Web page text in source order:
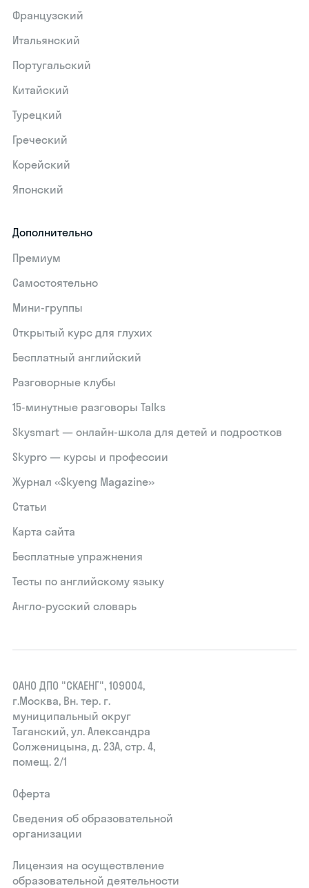
Французский
Итальянский
Португальский
Китайский
Турецкий
Греческий
Корейский
Японский
Дополнительно
Премиум
Самостоятельно
Мини-группы
Открытый курс для глухих
Бесплатный английский
Разговорные клубы
15‑минутные разговоры Talks
Skysmart — онлайн-школа для детей и подростков
Skypro — курсы и профессии
Журнал «Skyeng Magazine»
Статьи
Карта сайта
Бесплатные упражнения
Тесты по английскому языку
Англо-русский словарь
ОАНО ДПО "СКАЕНГ", 109004,
г.Москва, Вн. тер. г.
муниципальный округ
Таганский, ул. Александра
Солженицына, д. 23А, стр. 4,
помещ. 2/1
Оферта
Сведения об образовательной
организации
Лицензия на осуществление
образовательной деятельности